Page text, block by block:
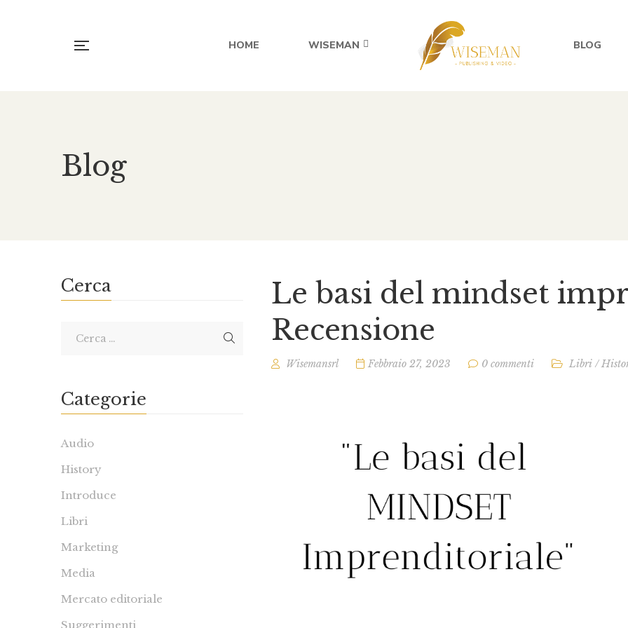
HOME WISEMAN BLOG
Blog
Le basi del mindset
Recensione
Wisemansrl Febbraio 27, 2023 0 commenti Libri /
Cerca
Categorie
Audio
History
Introduce
Libri
Marketing
Media
Mercato editoriale
Suggerimenti